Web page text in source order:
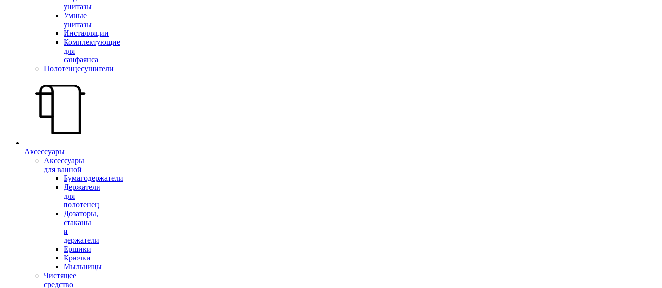
унитазы
Умные
унитазы
Инсталляции
Комплектующие
для
санфаянса
Полотенцесушители
Аксессуары
Аксессуары
для ванной
Бумагодержатели
Держатели
для
полотенец
Дозаторы,
стаканы
и
держатели
Ершики
Крючки
Мыльницы
Чистящее
средство